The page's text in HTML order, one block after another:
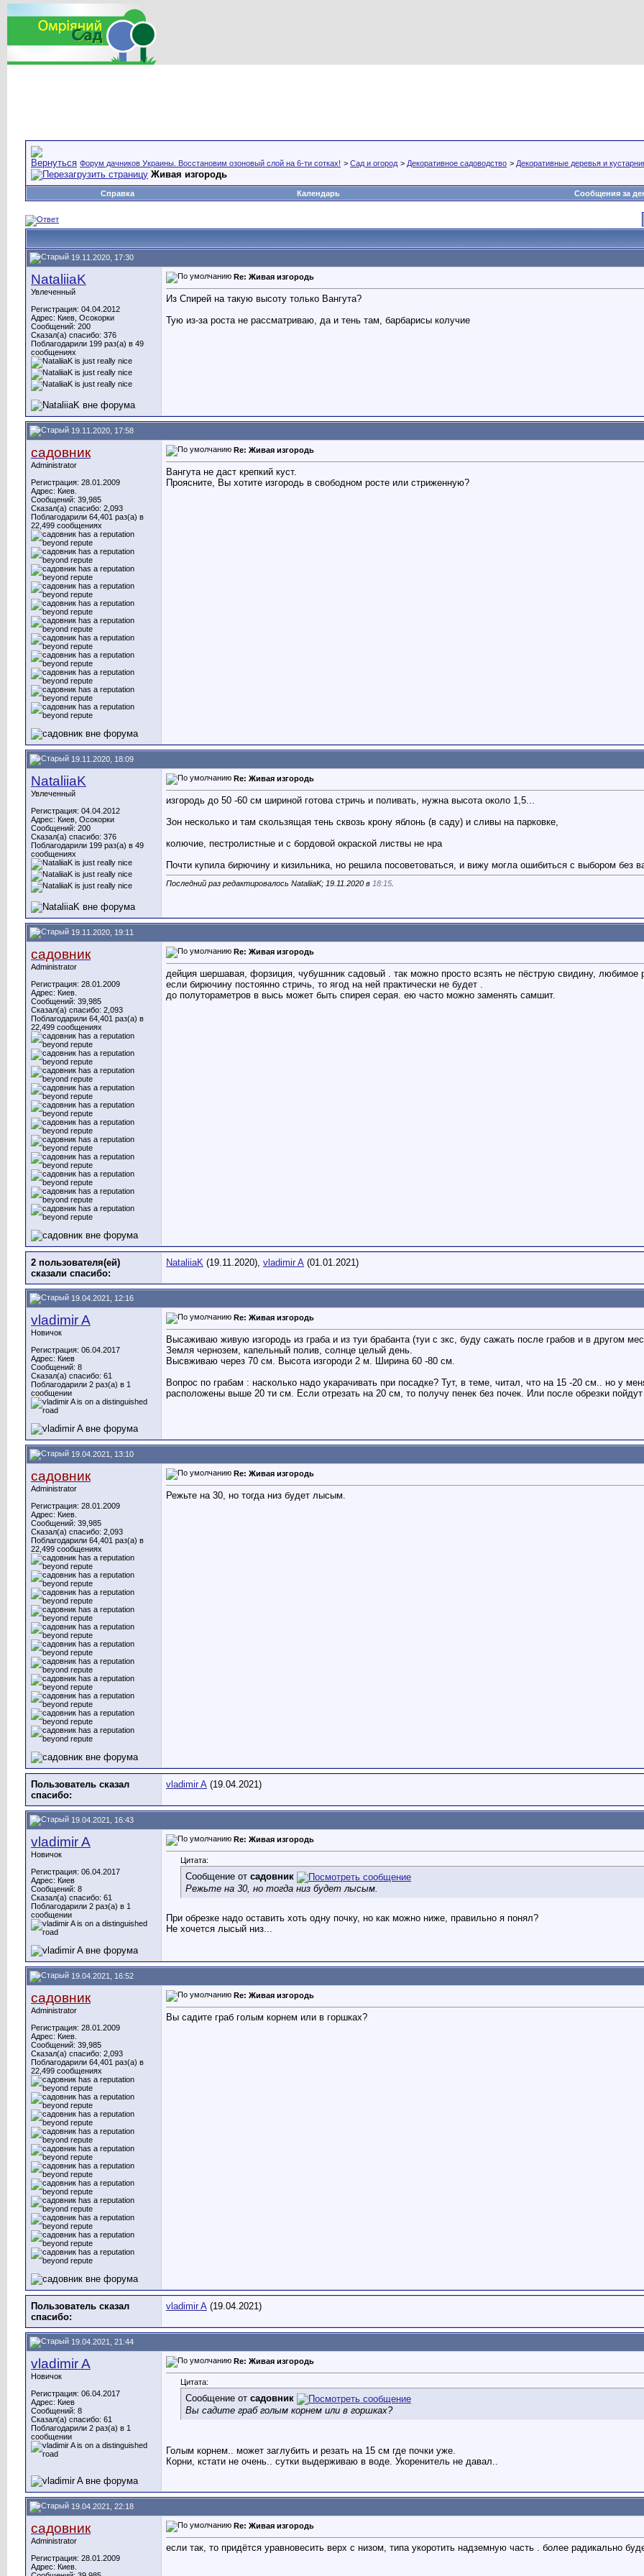
Форум дачников Украины. Восстановим озоновый слой на 6-ти сотках! > Сад и огород > Декоративное садоводство > Декоративные деревья и
Живая изгородь
Справка Календарь Сообщения за
19.11.2020, 17:30
NataliiaK
Увлеченный
Регистрация: 04.04.2012
Адрес: Киев, Осокорки
Сообщений: 200
Сказал(а) спасибо: 376
Поблагодарили 199 раз(а) в 49
сообщениях
Re: Живая изгородь
Из Спирей на такую высоту только Вангута?
Тую из-за роста не рассматриваю, да и тень там, барбарисы колучие
19.11.2020, 17:58
садовник
Administrator
Регистрация: 28.01.2009
Адрес: Киев.
Сообщений: 39,985
Сказал(а) спасибо: 2,093
Поблагодарили 64,401 раз(а) в
22,499 сообщениях
Re: Живая изгородь
Вангута не даст крепкий куст.
Проясните, Вы хотите изгородь в свободном росте или стриженную?
19.11.2020, 18:09
NataliiaK
Увлеченный
Регистрация: 04.04.2012
Адрес: Киев, Осокорки
Сообщений: 200
Сказал(а) спасибо: 376
Поблагодарили 199 раз(а) в 49
сообщениях
Re: Живая изгородь
изгородь до 50 -60 см шириной готова стричь и поливать, нужна высота около 1,5...
Зон несколько и там скользящая тень сквозь крону яблонь (в саду) и сливы на парковке,
колючие, пестролистные и с бордовой окраской листвы не нра
Почти купила бирючину и кизильника, но решила посоветоваться, и вижу могла ошибиться с выбором без
Последний раз редактировалось NataliiaK; 19.11.2020 в 18:15
19.11.2020, 19:11
садовник
Administrator
Регистрация: 28.01.2009
Адрес: Киев.
Сообщений: 39,985
Сказал(а) спасибо: 2,093
Поблагодарили 64,401 раз(а) в
22,499 сообщениях
Re: Живая изгородь
дейция шершавая, форзиция, чубушнник садовый . так можно просто всзять не пёструю свидину, любимое
если бирючину постоянно стричь, то ягод на ней практически не будет .
до полутораметров в высь может быть спирея серая. ею часто можно заменять самшит.
2 пользователя(ей)
сказали cпасибо:
NataliiaK (19.11.2020), vladimir A (01.01.2021)
19.04.2021, 12:16
vladimir A
Новичок
Регистрация: 06.04.2017
Адрес: Киев
Сообщений: 8
Сказал(а) спасибо: 61
Поблагодарили 2 раз(а) в 1
сообщении
Re: Живая изгородь
Высаживаю живую изгородь из граба и из туи брабанта (туи с зкс, буду сажать после грабов и в другом
Земля чернозем, капельный полив, солнце целый день.
Высвживаю через 70 см. Высота изгороди 2 м. Ширина 60 -80 см.
Вопрос по грабам : насколько надо укарачивать при посадке? Тут, в теме, читал, что на 15 -20 см.. но у
расположены выше 20 ти см. Если отрезать на 20 см, то получу пенек без почек. Или после обрезки
19.04.2021, 13:10
садовник
Administrator
Регистрация: 28.01.2009
Адрес: Киев.
Сообщений: 39,985
Сказал(а) спасибо: 2,093
Поблагодарили 64,401 раз(а) в
22,499 сообщениях
Re: Живая изгородь
Режьте на 30, но тогда низ будет лысым.
Пользователь сказал
cпасибо:
vladimir A (19.04.2021)
19.04.2021, 16:43
vladimir A
Новичок
Регистрация: 06.04.2017
Адрес: Киев
Сообщений: 8
Сказал(а) спасибо: 61
Поблагодарили 2 раз(а) в 1
сообщении
Re: Живая изгородь
Цитата:
Сообщение от садовник
Режьте на 30, но тогда низ будет лысым.
При обрезке надо оставить хоть одну почку, но как можно ниже, правильно я понял?
Не хочется лысый низ...
19.04.2021, 16:52
садовник
Administrator
Регистрация: 28.01.2009
Адрес: Киев.
Сообщений: 39,985
Сказал(а) спасибо: 2,093
Поблагодарили 64,401 раз(а) в
22,499 сообщениях
Re: Живая изгородь
Вы садите граб голым корнем или в горшках?
Пользователь сказал
cпасибо:
vladimir A (19.04.2021)
19.04.2021, 21:44
vladimir A
Новичок
Регистрация: 06.04.2017
Адрес: Киев
Сообщений: 8
Сказал(а) спасибо: 61
Поблагодарили 2 раз(а) в 1
сообщении
Re: Живая изгородь
Цитата:
Сообщение от садовник
Вы садите граб голым корнем или в горшках?
Голым корнем.. может заглубить и резать на 15 см где почки уже.
Корни, кстати не очень.. сутки выдерживаю в воде. Укоренитель не давал..
19.04.2021, 22:18
садовник
Administrator
Регистрация: 28.01.2009
Адрес: Киев.
Re: Живая изгородь
если так, то придётся уравновесить верх с низом, типа укоротить надземную часть . более радикально